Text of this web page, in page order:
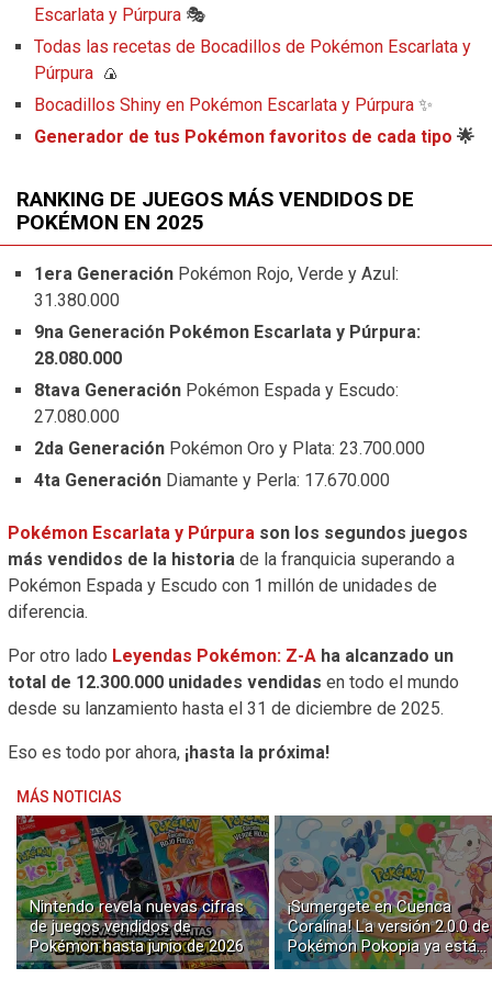
Escarlata y Púrpura 🎭
Todas las recetas de Bocadillos de Pokémon Escarlata y
Púrpura 🍙
Bocadillos Shiny en Pokémon Escarlata y Púrpura ✨
Generador de tus Pokémon favoritos de cada tipo 🌟
RANKING DE JUEGOS MÁS VENDIDOS DE
POKÉMON EN 2025
1era Generación Pokémon Rojo, Verde y Azul:
31.380.000
9na Generación Pokémon Escarlata y Púrpura:
28.080.000
8tava Generación Pokémon Espada y Escudo:
27.080.000
2da Generación Pokémon Oro y Plata: 23.700.000
4ta Generación Diamante y Perla: 17.670.000
Pokémon Escarlata y Púrpura son los segundos juegos
más vendidos de la historia de la franquicia superando a
Pokémon Espada y Escudo con 1 millón de unidades de
diferencia.
Por otro lado Leyendas Pokémon: Z-A ha alcanzado un
total de 12.300.000 unidades vendidas en todo el mundo
desde su lanzamiento hasta el 31 de diciembre de 2025.
Eso es todo por ahora, ¡hasta la próxima!
MÁS NOTICIAS
Nintendo revela nuevas cifras
de juegos vendidos de
Pokémon hasta junio de 2026
¡Sumergete en Cuenca
Coralina! La versión 2.0.0 de
Pokémon Pokopia ya está
disponible con buceo y